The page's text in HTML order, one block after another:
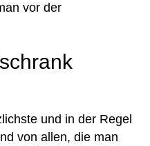
vor der
und in der Regel
von allen, die man